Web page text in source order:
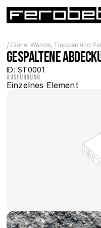
/Zäune, Wände, Treppen und
Gespaltene
ID: ST0001
Ausführung
Einzelnes Element